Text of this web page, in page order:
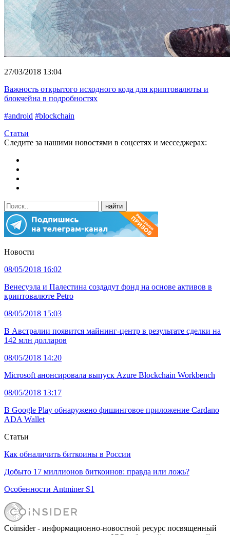
27/03/2018 13:04
Важность открытого исходного кода для криптовалюты и
блокчейна в подробностях
#android #blockchain
Статьи
Следите за нашими новостями в соцсетях и месседжерах:
Новости
08/05/2018 16:02
Венесуэла и Палестина создадут фонд на основе активов в
криптовалюте Petro
08/05/2018 15:03
В Австралии появится майнинг-центр в результате сделки на
142 млн долларов
08/05/2018 14:20
Microsoft анонсировала выпуск Azure Blockchain Workbench
08/05/2018 13:17
В Google Play обнаружено фишинговое приложение Cardano
ADA Wallet
Статьи
Как обналичить биткоины в России
Добыто 17 миллионов биткоинов: правда или ложь?
Особенности Antminer S1
Coinsider - информационно-новостной ресурс посвященный